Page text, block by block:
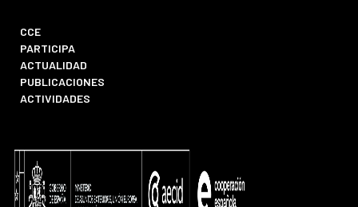
CCE
PARTICIPA
ACTUALIDAD
PUBLICACIONES
ACTIVIDADES